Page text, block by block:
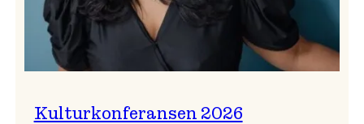
Kulturkonferansen 2026